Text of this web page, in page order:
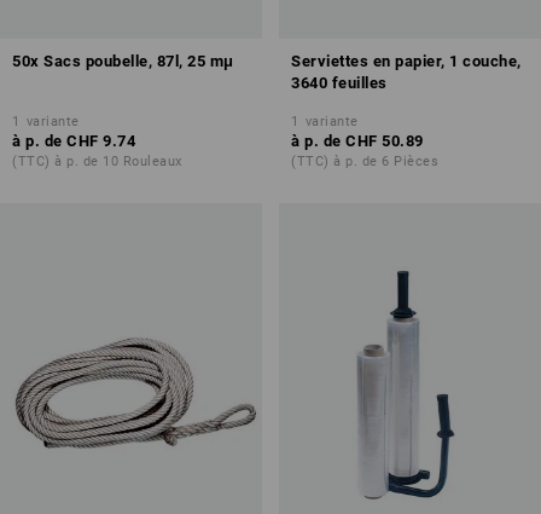
50x Sacs poubelle, 87l, 25 mμ
1 variante
à p. de CHF 9.74
(TTC) à p. de 10 Rouleaux
Serviettes en papier, 1 couche,
3640 feuilles
1 variante
à p. de CHF 50.89
(TTC) à p. de 6 Pièces